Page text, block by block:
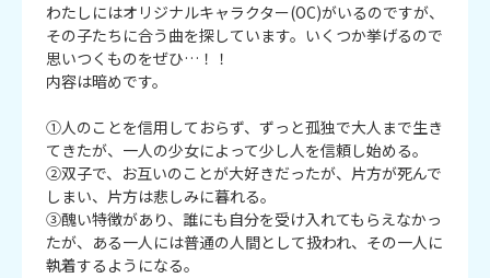
わたしにはオリジナルキャラクター(OC)がいるのですが、
その子たちに合う曲を探しています。いくつか挙げるので
思いつくものをぜひ…！！
内容は暗めです。
①人のことを信用しておらず、ずっと孤独で大人まで生き
てきたが、一人の少女によって少し人を信頼し始める。
②双子で、お互いのことが大好きだったが、片方が死んで
しまい、片方は悲しみに暮れる。
③醜い特徴があり、誰にも自分を受け入れてもらえなかっ
たが、ある一人には普通の人間として扱われ、その一人に
執着するようになる。